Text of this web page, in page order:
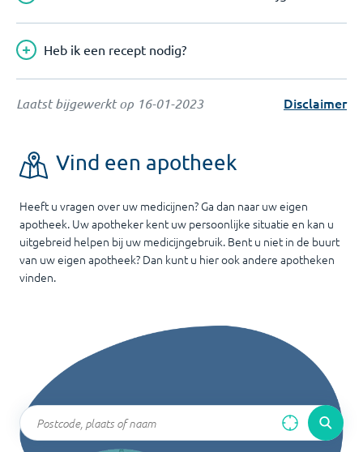
Heb ik een recept nodig?
Laatst bijgewerkt op 16-01-2023 Disclaimer
Vind een apotheek
Heeft u vragen over uw medicijnen? Ga dan naar uw eigen
apotheek. Uw apotheker kent uw persoonlijke situatie en kan u
uitgebreid helpen bij uw medicijngebruik. Bent u niet in de buurt
van uw eigen apotheek? Dan kunt u hier ook andere apotheken
vinden.